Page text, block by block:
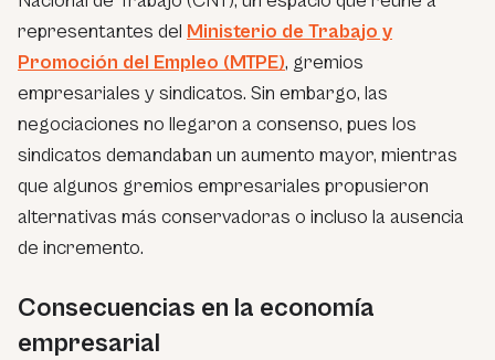
representantes del Ministerio de Trabajo y
Promoción del Empleo (MTPE), gremios
empresariales y sindicatos. Sin embargo, las
negociaciones no llegaron a consenso, pues los
sindicatos demandaban un aumento mayor, mientras
que algunos gremios empresariales propusieron
alternativas más conservadoras o incluso la ausencia
de incremento.
Consecuencias en la economía
empresarial